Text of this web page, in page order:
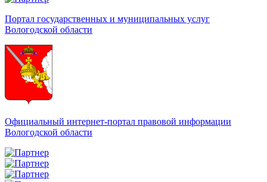
Портал государственных и муниципальных услуг
Вологодской области
Официальный интернет-портал правовой информации
Вологодской области